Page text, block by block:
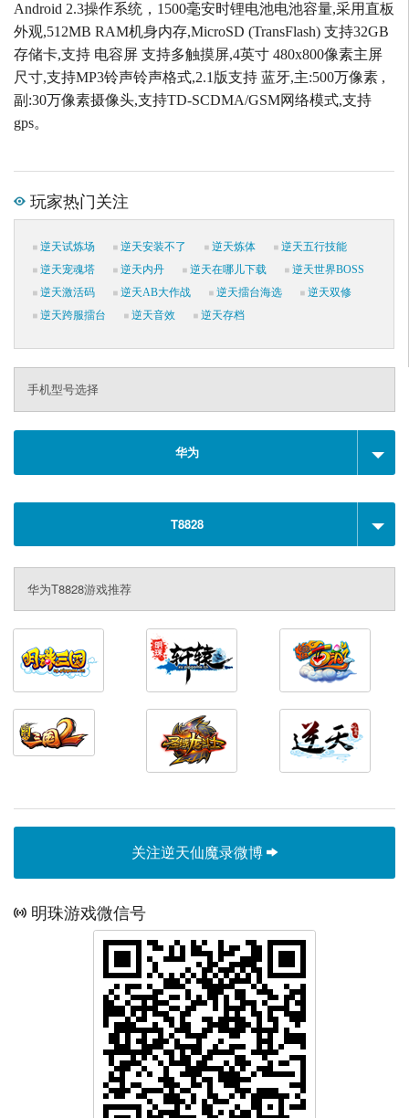
Android 2.3操作系统，1500毫安时锂电池电池容量,采用直板
外观,512MB RAM机身内存,MicroSD (TransFlash) 支持32GB
存储卡,支持 电容屏 支持多触摸屏,4英寸 480x800像素主屏
尺寸,支持MP3铃声铃声格式,2.1版支持 蓝牙,主:500万像素 ,
副:30万像素摄像头,支持TD-SCDMA/GSM网络模式,支持
gps。
玩家热门关注
逆天试炼场 逆天安装不了 逆天炼体
逆天五行技能
逆天宠魂塔
逆天内丹 逆天在哪儿下载
逆天世界BOSS
逆天激活码
逆天AB大作战 逆天擂台海选
逆天双修
逆天跨服擂台
逆天音效 逆天存档
手机型号选择
华为
T8828
华为T8828游戏推荐
关注逆天仙魔录微博
明珠游戏微信号